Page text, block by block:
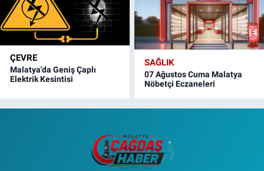
ÇEVRE
Malatya'da Geniş Çaplı
Elektrik Kesintisi
SAĞLIK
07 Ağustos Cuma Malatya
Nöbetçi Eczaneleri